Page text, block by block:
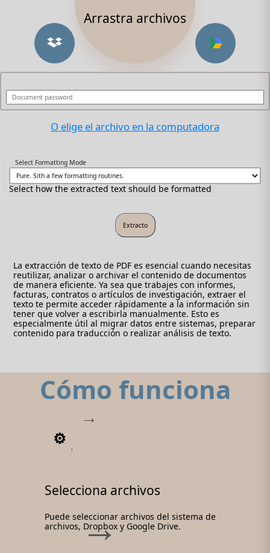
Arrastra archivos
O elige el archivo en la computadora
Select Formatting Mode
Select how the extracted text should be formatted
La extracción de texto de PDF es esencial cuando necesitas
reutilizar, analizar o archivar el contenido de documentos
de manera eficiente. Ya sea que trabajes con informes,
facturas, contratos o artículos de investigación, extraer el
texto te permite acceder rápidamente a la información sin
tener que volver a escribirla manualmente. Esto es
especialmente útil al migrar datos entre sistemas, preparar
contenido para traducción o realizar análisis de texto.
Cómo funciona
1
Selecciona archivos
Puede seleccionar archivos del sistema de
archivos, Dropbox y Google Drive.